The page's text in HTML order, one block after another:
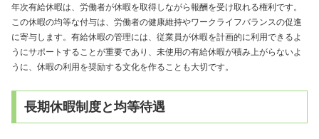
年次有給休暇は、労働者が休暇を取得しながら報酬を受け取れる権利です。
この休暇の均等な付与は、労働者の健康維持やワークライフバランスの促進
に寄与します。有給休暇の管理には、従業員が休暇を計画的に利用できるよ
うにサポートすることが重要であり、未使用の有給休暇が積み上がらないよ
うに、休暇の利用を奨励する文化を作ることも大切です。
長期休暇制度と均等待遇